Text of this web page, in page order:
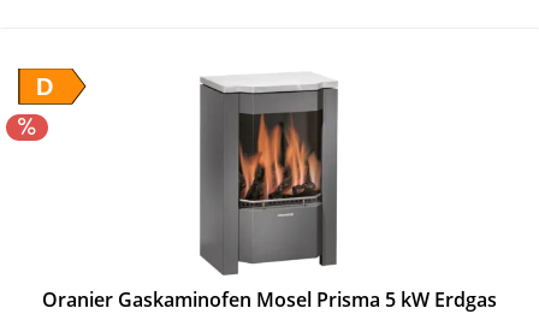
D
Oranier Gaskaminofen Mosel Prisma 5 kW Erdgas